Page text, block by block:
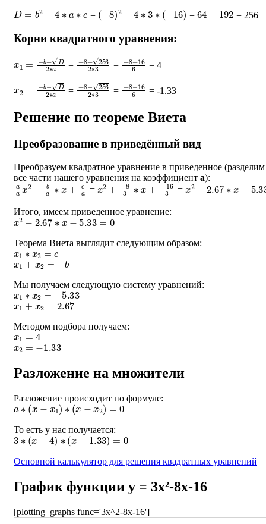
D= 2− a = (− 8)2− ∗ ∗ −16) = 64 + 192 = 256
Корни квадратного уравнения:
+ D2∗ = + 8 + 256 3
= + 8 + 16 = 4
b−D2∗ = +8−256 3
= +8−16 = -1.33
Решение по теореме Виета
Преобразование в приведённый вид
Преобразуем квадратное уравнение в приведенное (разделим
все части нашего уравнения на коэффициент a):
aax2+ba∗x+ca = x2+−83 ∗x+−163 =x2−2.67∗ 5.33
Итого, имеем приведенное уравнение:
x2−2.67∗x−5.33=0
Теорема Виета выглядит следующим образом:
x1∗x2= c
x1 + x2 =− b
Мы получаем следующую систему уравнений:
x1∗x2=−5.33
x1 + x2 =2.67
Методом подбора получаем:
x1=4
x2 =−1.33
Разложение на множители
Разложение происходит по формуле:
a ∗(x−x1)∗ (x−x2)=0
То есть у нас получается:
3∗(x−4) ∗(x +1.33)=0
Основной калькулятор для решения квадратных уравнений
График функции y = 3x²-8x-16
[plotting_graphs func='3x^2-8x-16']